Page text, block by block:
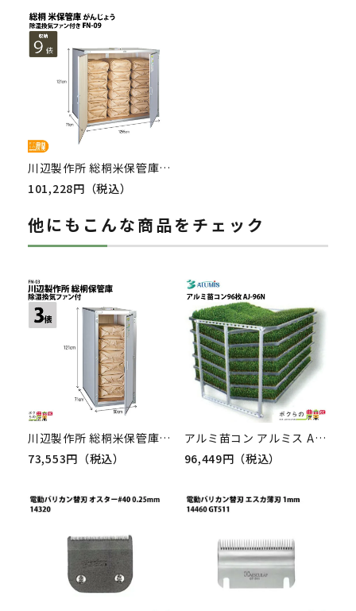
川辺製作所 総桐米保管庫 FN-09（ファン付）
101,228円（税込）
他にもこんな商品をチェック
川辺製作所 総桐米保管庫 FN-03（ファン付）
73,553円（税込）
アルミ苗コン アルミス AJ-96N 96枚 育苗箱収納棚 苗箱 積み降ろし 運搬専用 高強度 軽量 ALUMIS
96,449円（税込）